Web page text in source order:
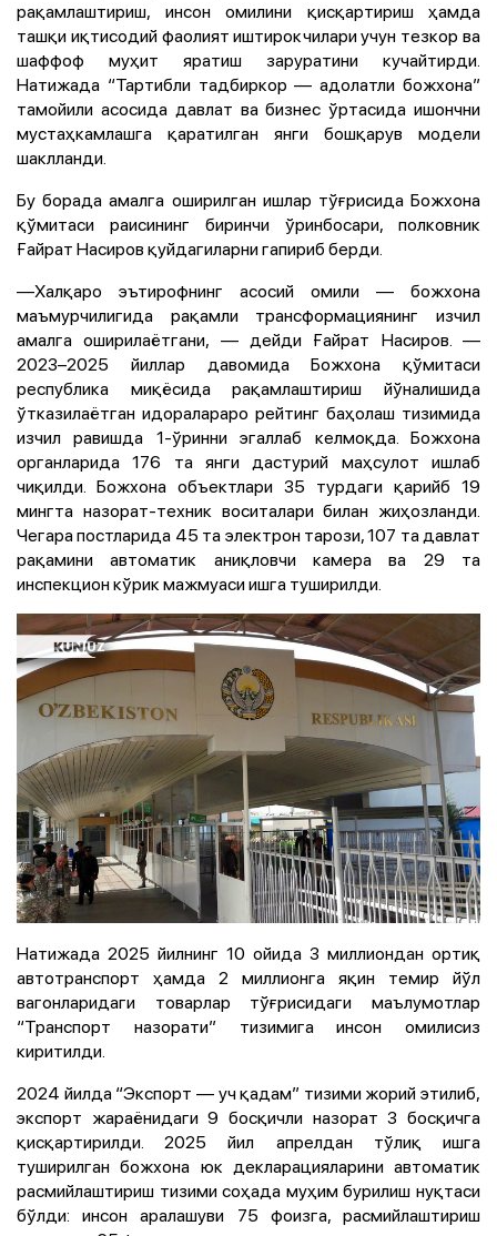
рақамлаштириш, инсон омилини қисқартириш ҳамда
ташқи иқтисодий фаолият иштирокчилари учун тезкор ва
шаффоф муҳит яратиш заруратини кучайтирди.
Натижада “Тартибли тадбиркор — адолатли божхона”
тамойили асосида давлат ва бизнес ўртасида ишончни
мустаҳкамлашга қаратилган янги бошқарув модели
шаклланди.
Бу борада амалга оширилган ишлар тўғрисида Божхона
қўмитаси раисининг биринчи ўринбосари, полковник
Ғайрат Насиров қуйдагиларни гапириб берди.
—Халқаро эътирофнинг асосий омили — божхона
маъмурчилигида рақамли трансформациянинг изчил
амалга оширилаётгани, — дейди Ғайрат Насиров. —
2023–2025 йиллар давомида Божхона қўмитаси
республика миқёсида рақамлаштириш йўналишида
ўтказилаётган идоралараро рейтинг баҳолаш тизимида
изчил равишда 1-ўринни эгаллаб келмоқда. Божхона
органларида 176 та янги дастурий маҳсулот ишлаб
чиқилди. Божхона объектлари 35 турдаги қарийб 19
мингта назорат-техник воситалари билан жиҳозланди.
Чегара постларида 45 та электрон тарози, 107 та давлат
рақамини автоматик аниқловчи камера ва 29 та
инспекцион кўрик мажмуаси ишга туширилди.
Натижада 2025 йилнинг 10 ойида 3 миллиондан ортиқ
автотранспорт ҳамда 2 миллионга яқин темир йўл
вагонларидаги товарлар тўғрисидаги маълумотлар
“Транспорт назорати” тизимига инсон омилисиз
киритилди.
2024 йилда “Экспорт — уч қадам” тизими жорий этилиб,
экспорт жараёнидаги 9 босқичли назорат 3 босқичга
қисқартирилди. 2025 йил апрелдан тўлиқ ишга
туширилган божхона юк декларацияларини автоматик
расмийлаштириш тизими соҳада муҳим бурилиш нуқтаси
бўлди: инсон аралашуви 75 фоизга, расмийлаштириш